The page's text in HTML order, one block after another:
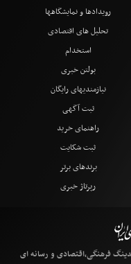
رویدادها و نمایشگاهها
تحلیل های اقتصادی
استخدام
بولتن خبری
نیازمندیهای رایگان
ثبت آگهی
راهنمای خرید
ثبت شکایت
برندهای برتر
رپرتاژ خبری
فرهنگی،اقتصادی و رسانه ای